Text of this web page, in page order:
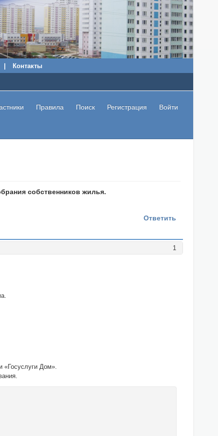
Контакты
Правила Поиск Регистрация Войти
собственников жилья.
Ответить
1
«Госуслуги Дом».